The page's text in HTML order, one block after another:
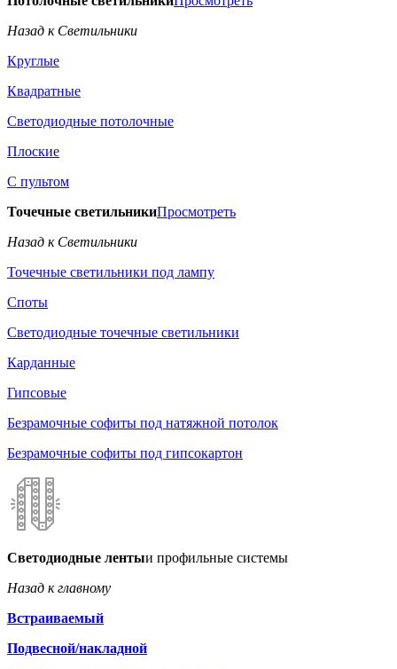
Назад к Светильники
Круглые
Квадратные
Светодиодные потолочные
Плоские
С пультом
Точечные светильникиПросмотреть
Назад к Светильники
Точечные светильники под лампу
Споты
Светодиодные точечные светильники
Карданные
Гипсовые
Безрамочные софиты под натяжной потолок
Безрамочные софиты под гипсокартон
Светодиодные лентыи профильные системы
Назад к главному
Встраиваемый
Подвесной/накладной